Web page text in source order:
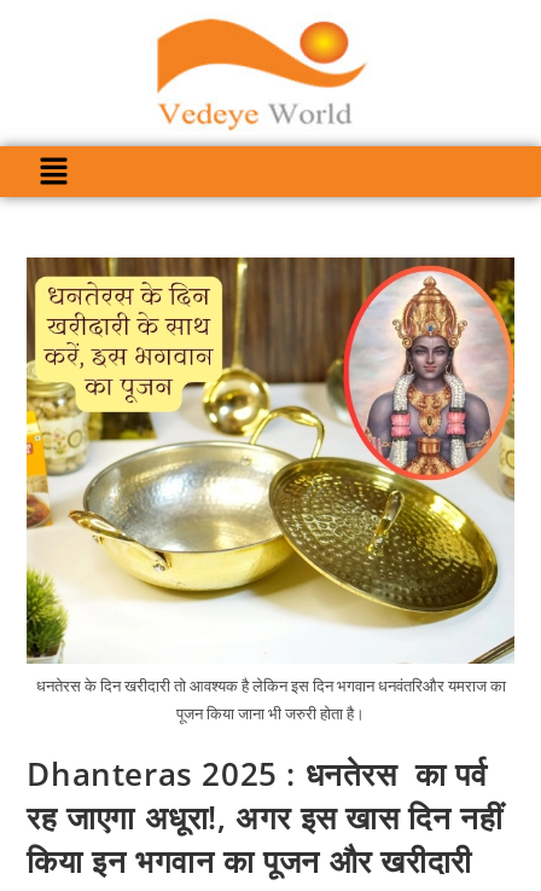
धनतेरस के दिन खरीदारी तो आवश्यक है लेकिन इस दिन भगवान धनवंतरिऔर यमराज का
पूजन किया जाना भी जरुरी होता है।
Dhanteras 2025 : धनतेरस का पर्व
रह जाएगा अधूरा!, अगर इस खास दिन नहीं
किया इन भगवान का पूजन और खरीदारी